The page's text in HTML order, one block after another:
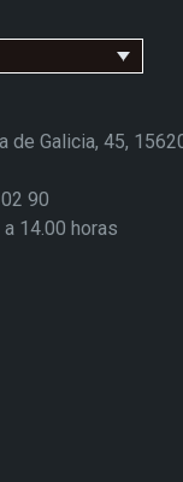
de Galicia, 45,
90
a 14.00 horas